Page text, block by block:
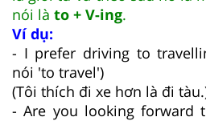
nói là to + V-ing.
Ví dụ:
- I prefer driving to
nói 'to travel')
(Tôi thích đi xe hơn là đi
- Are you looking forward